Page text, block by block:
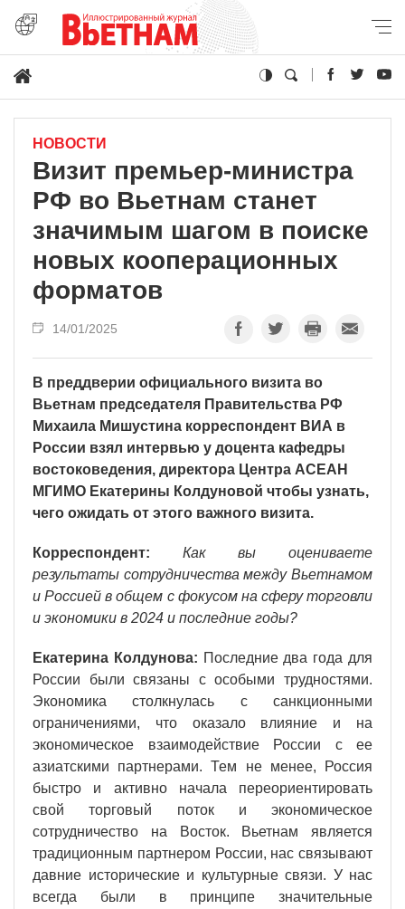
НОВОСТИ
Визит премьер-министра
РФ во Вьетнам станет
значимым шагом в поиске
новых кооперационных
форматов
14/01/2025
В преддверии официального визита во
Вьетнам председателя Правительства РФ
Михаила Мишустина корреспондент ВИА в
России взял интервью у доцента кафедры
востоковедения, директора Центра АСЕАН
МГИМО Екатерины Колдуновой чтобы узнать,
чего ожидать от этого важного визита.
Корреспондент:
Как вы оцениваете
результаты сотрудничества между Вьетнамом
и Россией в общем с фокусом на сферу торговли
и экономики в 2024 и последние годы?
Екатерина Колдунова: Последние два года для
России были связаны с особыми трудностями.
Экономика столкнулась с санкционными
ограничениями, что оказало влияние и на
экономическое взаимодействие России с ее
азиатскими партнерами. Тем не менее, Россия
быстро и активно начала переориентировать
свой торговый поток и экономическое
сотрудничество на Восток. Вьетнам является
традиционным партнером России, нас связывают
давние исторические и культурные связи. У нас
всегда были в принципе значительные